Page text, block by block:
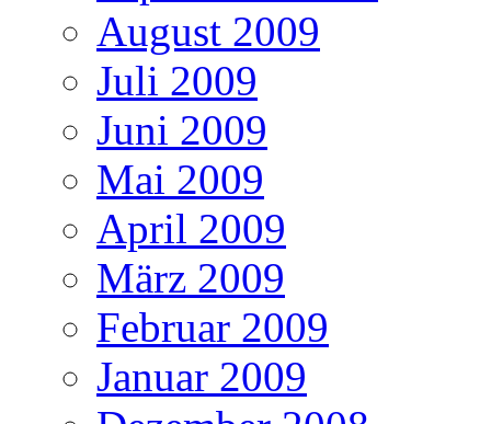
August 2009
Juli 2009
Juni 2009
Mai 2009
April 2009
März 2009
Februar 2009
Januar 2009